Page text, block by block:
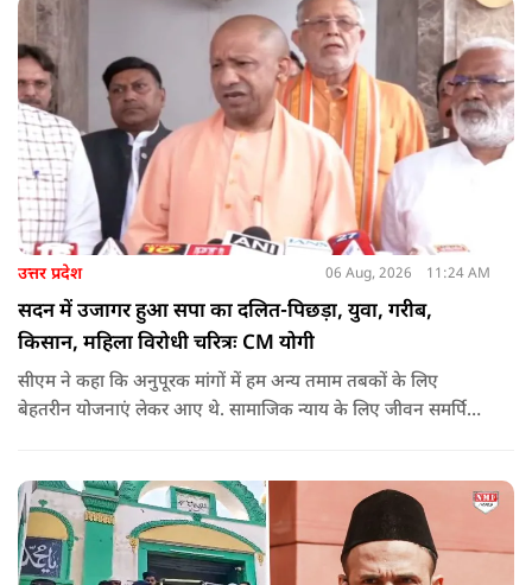
उत्तर प्रदेश 06 Aug, 2026 11:24 AM
सदन में उजागर हुआ सपा का दलित-पिछड़ा, युवा, गरीब,
किसान, महिला विरोधी चरित्रः CM योगी
सीएम ने कहा कि अनुपूरक मांगों में हम अन्य तमाम तबकों के लिए
बेहतरीन योजनाएं लेकर आए थे. सामाजिक न्याय के लिए जीवन समर्पित
अहिल्या बाई होल्कर आदि की मूर्तियों पर छाजन, पार्क, बाउंड्रीवाल के
लिए हमने 407 करोड़ रुपये का प्रावधान किया है. यह बजट पास न हो,
इसके लिए समाजवादी पार्टी ने सदन की कार्यवाही को बाधित किया और